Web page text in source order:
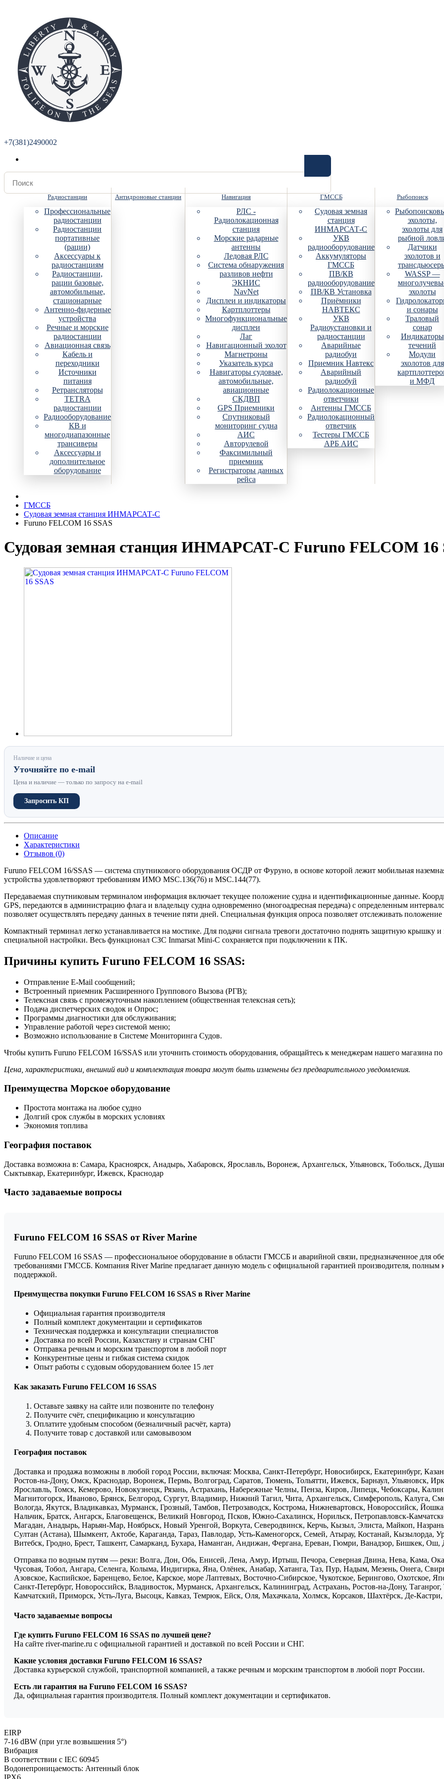
+7(381)2490002
Радиостанции
Профессиональные
радиостанции
Радиостанции
портативные
(рации)
Аксессуары к
радиостанциям
Радиостанции,
рации базовые,
автомобильные,
стационарные
Антенно-фидерные
устройства
Речные и морские
радиостанции
Авиационная связь
Кабель и
переходники
Источники
питания
Ретрансляторы
TETRA
радиостанции
Радиооборудование
КВ и
многодиапазонные
трансиверы
Аксессуары и
дополнительное
оборудование
Антидроновые станции Навигация
РЛС -
Радиолокационная
станция
Морские радарные
антенны
Ледовая РЛС
Система обнаружения
разливов нефти
ЭКНИС
NavNet
Дисплеи и индикаторы
Картплоттеры
Многофункциональные
дисплеи
Лаг
Навигационный эхолот
Магнетроны
Указатель курса
Навигаторы судовые,
автомобильные,
авиационные
СКДВП
GPS Приемники
Спутниковый
мониторинг судна
АИС
Авторулевой
Факсимильный
приемник
Регистраторы данных
рейса
ГМССБ
Судовая земная
станция
ИНМАРСАТ-С
УКВ
радиооборудование
Аккумуляторы
ГМССБ
ПВ/КВ
радиооборудование
ПВ/КВ Установка
Приёмники
НАВТЕКС
УКВ
Радиоустановки и
радиостанции
Аварийные
радиобуи
Приемник Навтекс
Аварийный
радиобуй
Радиолокационные
ответчики
Антенны ГМССБ
Радиолокационный
ответчик
Тестеры ГМССБ
АРБ АИС
Рыбопоиск
эхолоты,
эхолоты для
рыбной
Датчики
эхолотов и
WASSP —
эхолоты
и сонары
Траловый
сонар
Индикаторы
течений
Модули
эхолотов для
и МФД
ГМССБ
Судовая земная станция ИНМАРСАТ-С
Furuno FELCOM 16 SSAS
Судовая земная станция ИНМАРСАТ-С Furuno FELCOM 16
Наличие и цена
Уточняйте по e-mail
Цена и наличие — только по запросу на e-mail
Запросить КП
Описание
Характеристики
Отзывов (0)
Furuno FELCOM 16/SSAS — система спутникового оборудования ОСДР от Фуруно, в основе которой лежит мобильная
устройства удовлетворяют требованиям ИМО MSC.136(76) и MSC.144(77).
Передаваемая спутниковым терминалом информация включает текущее положение судна и идентификационные данные.
GPS, передаются в администрацию флага и владельцу судна одновременно (многоадресная передача) с определенным
позволяет осуществлять передачу данных в течение пяти дней. Специальная функция опроса позволяет отслеживать
Компактный терминал легко устанавливается на мостике. Для подачи сигнала тревоги достаточно поднять защитную крышку
специальной настройки. Весь функционал СЗС Inmarsat Mini-C сохраняется при подключении к ПК.
Причины купить Furuno FELCOM 16 SSAS:
Отправление E-Mail сообщений;
Встроенный приемник Расширенного Группового Вызова (РГВ);
Телексная связь с промежуточным накоплением (общественная телексная сеть);
Подача диспетчерских сводок и Опрос;
Программы диагностики для обслуживания;
Управление работой через системой меню;
Возможно использование в Системе Мониторинга Судов.
Чтобы купить Furuno FELCOM 16/SSAS или уточнить стоимость оборудования, обращайтесь к менеджерам нашего магазина
Цена, характеристики, внешний вид и комплектация товара могут быть изменены без предварительного уведомления.
Преимущества Морское оборудование
Простота монтажа на любое судно
Долгий срок службы в морских условиях
Экономия топлива
География поставок
Доставка возможна в: Самара, Красноярск, Анадырь, Хабаровск, Ярославль, Воронеж, Архангельск, Ульяновск, Тобольск,
Сыктывкар, Екатеринбург, Ижевск, Краснодар
Часто задаваемые вопросы
Furuno FELCOM 16 SSAS от River Marine
Furuno FELCOM 16 SSAS — профессиональное оборудование в области ГМССБ и аварийной связи, предназначенное для
требованиями ГМССБ. Компания River Marine предлагает данную модель с официальной гарантией производителя, полным
поддержкой.
Преимущества покупки Furuno FELCOM 16 SSAS в River Marine
Официальная гарантия производителя
Полный комплект документации и сертификатов
Техническая поддержка и консультации специалистов
Доставка по всей России, Казахстану и странам СНГ
Отправка речным и морским транспортом в любой порт
Конкурентные цены и гибкая система скидок
Опыт работы с судовым оборудованием более 15 лет
Как заказать Furuno FELCOM 16 SSAS
Оставьте заявку на сайте или позвоните по телефону
Получите счёт, спецификацию и консультацию
Оплатите удобным способом (безналичный расчёт, карта)
Получите товар с доставкой или самовывозом
География поставок
Доставка и продажа возможны в любой город России, включая: Москва, Санкт-Петербург, Новосибирск, Екатеринбург,
Ростов-на-Дону, Омск, Краснодар, Воронеж, Пермь, Волгоград, Саратов, Тюмень, Тольятти, Ижевск, Барнаул, Ульяновск,
Ярославль, Томск, Кемерово, Новокузнецк, Рязань, Астрахань, Набережные Челны, Пенза, Киров, Липецк, Чебоксары,
Магнитогорск, Иваново, Брянск, Белгород, Сургут, Владимир, Нижний Тагил, Чита, Архангельск, Симферополь, Калуга,
Вологда, Якутск, Владикавказ, Мурманск, Грозный, Тамбов, Петрозаводск, Кострома, Нижневартовск, Новороссийск,
Нальчик, Братск, Ангарск, Благовещенск, Великий Новгород, Псков, Южно-Сахалинск, Норильск, Петропавловск-
Магадан, Анадырь, Нарьян-Мар, Ноябрьск, Новый Уренгой, Воркута, Северодвинск, Керчь, Кызыл, Элиста, Майкоп,
Султан (Астана), Шымкент, Актобе, Караганда, Тараз, Павлодар, Усть-Каменогорск, Семей, Атырау, Костанай, Кызылорда,
Витебск, Гродно, Брест, Ташкент, Самарканд, Бухара, Наманган, Андижан, Фергана, Ереван, Гюмри, Ванадзор, Бишкек, Ош,
Отправка по водным путям — реки: Волга, Дон, Обь, Енисей, Лена, Амур, Иртыш, Печора, Северная Двина, Нева, Кама,
Чусовая, Тобол, Ангара, Селенга, Колыма, Индигирка, Яна, Олёнек, Анабар, Хатанга, Таз, Пур, Надым, Мезень, Онега,
Азовское, Каспийское, Баренцево, Белое, Карское, море Лаптевых, Восточно-Сибирское, Чукотское, Берингово,
Санкт-Петербург, Новороссийск, Владивосток, Мурманск, Архангельск, Калининград, Астрахань, Ростов-на-Дону,
Камчатский, Приморск, Усть-Луга, Высоцк, Кавказ, Темрюк, Ейск, Оля, Махачкала, Холмск, Корсаков, Шахтёрск, Де-
Часто задаваемые вопросы
Где купить Furuno FELCOM 16 SSAS по лучшей цене?
На сайте river-marine.ru с официальной гарантией и доставкой по всей России и СНГ.
Какие условия доставки Furuno FELCOM 16 SSAS?
Доставка курьерской службой, транспортной компанией, а также речным и морским транспортом в любой порт России.
Есть ли гарантия на Furuno FELCOM 16 SSAS?
Да, официальная гарантия производителя. Полный комплект документации и сертификатов.
EIRP
7-16 dBW (при угле возвышения 5°)
Вибрация
В соответствии с IEC 60945
Водонепроницаемость: Антенный блок